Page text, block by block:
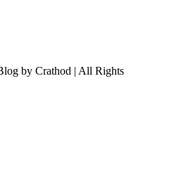
by Crathod | All Rights